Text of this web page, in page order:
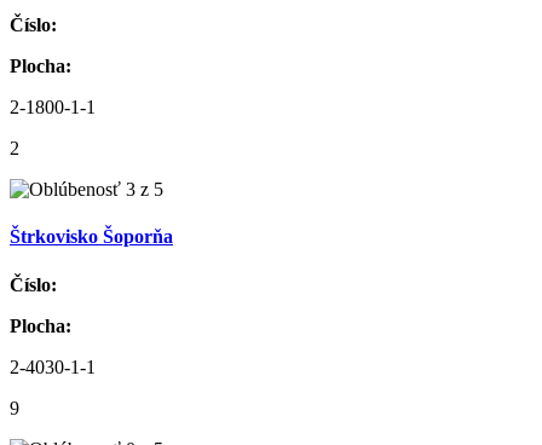
Číslo:
Plocha:
2-1800-1-1
2
Štrkovisko Šoporňa
Číslo:
Plocha:
2-4030-1-1
9